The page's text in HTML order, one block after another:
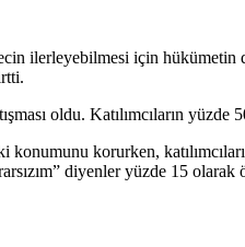
ilerleyebilmesi için
oldu. Katılımcıların
korurken,
diyenler yüzde 15 olarak